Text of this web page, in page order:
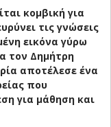
κομβική για
τις γνώσεις
εικόνα γύρω
τον Δημήτρη
αποτέλεσε ένα
που
για μάθηση και